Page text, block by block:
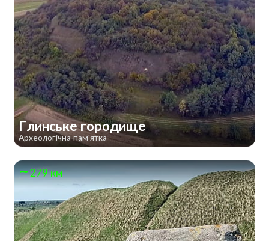
Глинське городище
Археологічна пам'ятка
279 км